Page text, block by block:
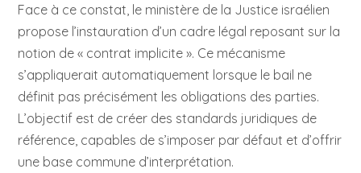
Face à ce constat, le ministère de la Justice israélien
propose l’instauration d’un cadre légal reposant sur la
notion de « contrat implicite ». Ce mécanisme
s’appliquerait automatiquement lorsque le bail ne
définit pas précisément les obligations des parties.
L’objectif est de créer des standards juridiques de
référence, capables de s’imposer par défaut et d’offrir
une base commune d’interprétation.